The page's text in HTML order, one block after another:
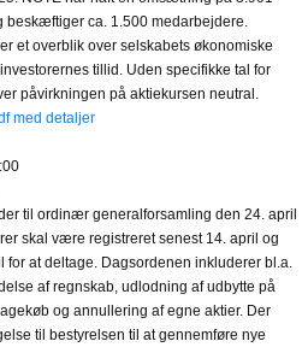
beskæftiger ca. 1.500 medarbejdere.
et overblik over selskabets økonomiske
tillid. Uden specifikke tal for
påvirkningen på aktiekursen neutral.
med detaljer
til ordinær generalforsamling den 24. april
skal være registreret senest 14. april og
for at deltage. Dagsordenen inkluderer bl.a.
af regnskab, udlodning af udbytte på
og annullering af egne aktier. Der
til bestyrelsen til at gennemføre nye